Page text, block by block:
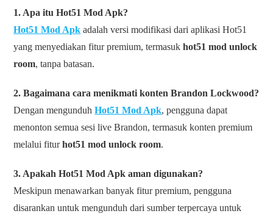
1. Apa itu Hot51 Mod Apk?
Hot51 Mod Apk adalah versi modifikasi dari aplikasi Hot51
yang menyediakan fitur premium, termasukhot51 mod unlock
room, tanpa batasan.
2. Bagaimana cara menikmati konten Brandon Lockwood?
Dengan mengunduhHot51 Mod Apk, pengguna dapat
menonton semua sesi live Brandon, termasuk konten premium
melalui fiturhot51 mod unlock room.
3. Apakah Hot51 Mod Apk aman digunakan?
Meskipun menawarkan banyak fitur premium, pengguna
disarankan untuk mengunduh dari sumber terpercaya untuk